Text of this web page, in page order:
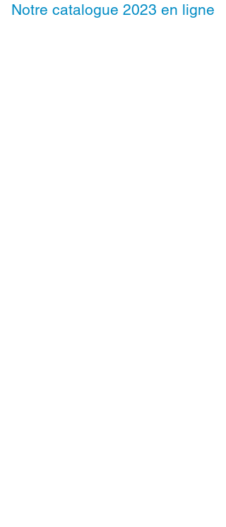
Notre catalogue 2023 en ligne